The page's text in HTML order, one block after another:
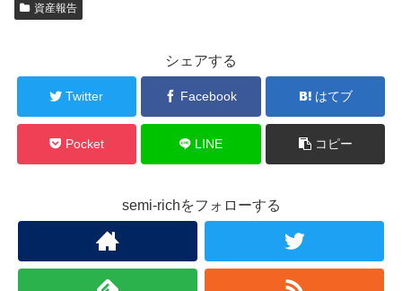
資産報告
シェアする
Twitter Facebook はてブ
Pocket LINE コピー
semi-richをフォローする